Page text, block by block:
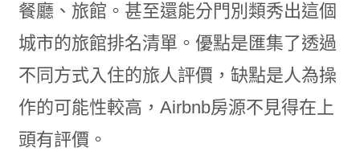
餐廳、旅館。甚至還能分門別類秀出這個
城市的旅館排名清單。優點是匯集了透過
不同方式入住的旅人評價，缺點是人為操
作的可能性較高，Airbnb房源不見得在上
頭有評價。